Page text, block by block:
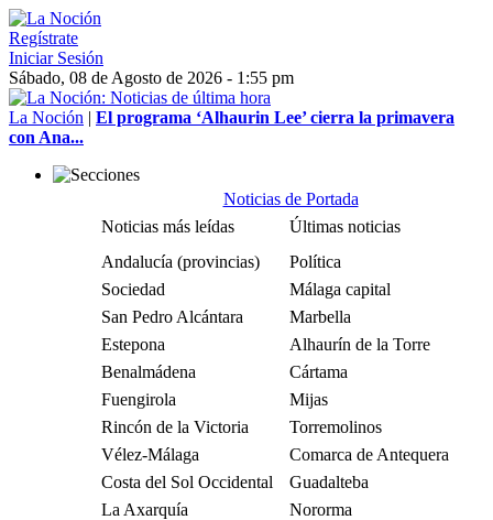
Regístrate
Iniciar Sesión
Sábado, 08 de Agosto de 2026 - 1:55 pm
La Noción | El programa ‘Alhaurin Lee’ cierra la primavera
con Ana...
Noticias de Portada
Noticias más leídas
Últimas noticias
Andalucía (provincias)
Política
Sociedad
Málaga capital
San Pedro Alcántara
Marbella
Estepona
Alhaurín de la Torre
Benalmádena
Cártama
Fuengirola
Mijas
Rincón de la Victoria
Torremolinos
Vélez-Málaga
Comarca de Antequera
Costa del Sol Occidental
Guadalteba
La Axarquía
Nororma